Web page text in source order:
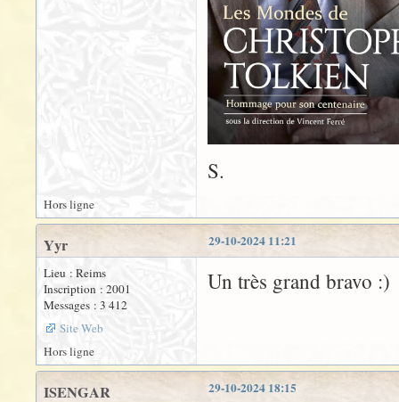
S.
Hors ligne
29-10-2024 11:21
Yyr
Lieu : Reims
Inscription : 2001
Messages : 3 412
Site Web
Un très grand bravo :)
Hors ligne
29-10-2024 18:15
ISENGAR